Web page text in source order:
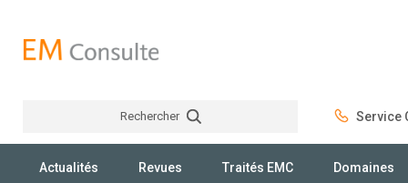
Rechercher Service
Actualités Revues Traités EMC Domaines